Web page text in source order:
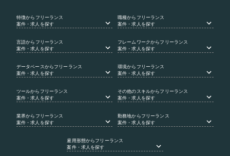
特徴からフリーランス
案件・求人を探す
職種からフリーランス
案件・求人を探す
言語からフリーランス
案件・求人を探す
フレームワークからフリーランス
案件・求人を探す
データベース からフリーランス
案件・求人を探す
環境からフリーランス
案件・求人を探す
ツールからフリーランス
案件・求人を探す
その他のスキルからフリーランス
案件・求人を探す
業界からフリーランス
案件・求人を探す
勤務地からフリーランス
案件・求人を探す
雇用形態からフリーランス
案件・求人を探す